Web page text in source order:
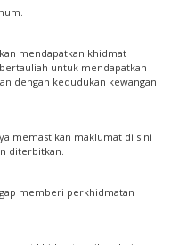
mendapatkan khidmat
untuk mendapatkan
dengan kedudukan kewangan
memastikan maklumat di sini
diterbitkan.
memberi perkhidmatan